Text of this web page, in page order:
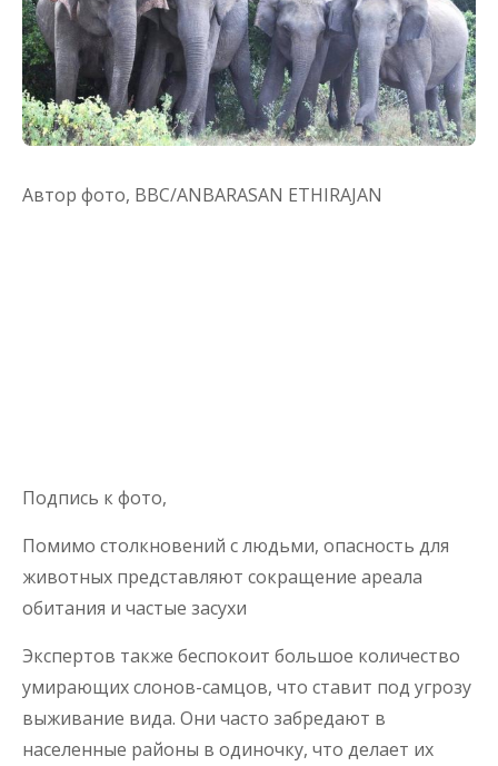
Автор фото, BBC/ANBARASAN ETHIRAJAN
Подпись к фото,
Помимо столкновений с людьми, опасность для
животных представляют сокращение ареала
обитания и частые засухи
Экспертов также беспокоит большое количество
умирающих слонов-самцов, что ставит под угрозу
выживание вида. Они часто забредают в
населенные районы в одиночку, что делает их